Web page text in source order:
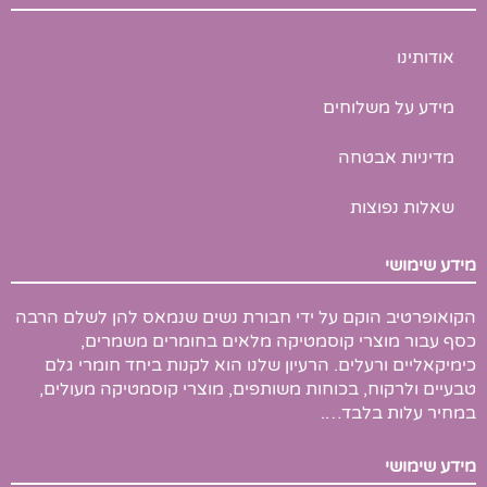
אודותינו
מידע על משלוחים
מדיניות אבטחה
שאלות נפוצות
מידע שימושי
הקואופרטיב הוקם על ידי חבורת נשים שנמאס להן לשלם הרבה
כסף עבור מוצרי קוסמטיקה מלאים בחומרים משמרים,
כימיקאליים ורעלים. הרעיון שלנו הוא לקנות ביחד חומרי גלם
טבעיים ולרקוח, בכוחות משותפים, מוצרי קוסמטיקה מעולים,
במחיר עלות בלבד….
מידע שימושי